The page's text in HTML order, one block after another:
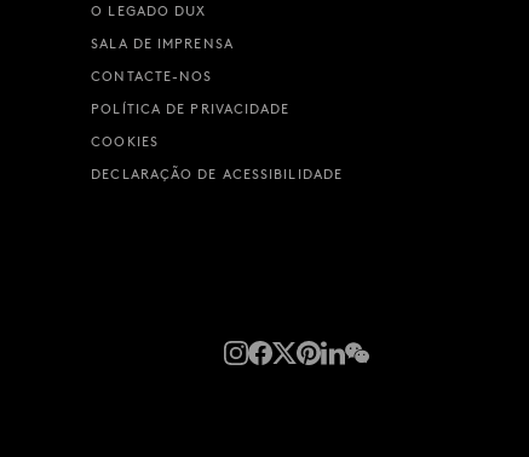
O LEGADO DUX
SALA DE IMPRENSA
CONTACTE-NOS
POLÍTICA DE PRIVACIDADE
COOKIES
DECLARAÇÃO DE ACESSIBILIDADE